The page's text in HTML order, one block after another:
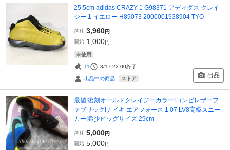
25.5cm adidas CRAZY 1 G98371 アディダス クレイ
ジー 1 イエロー H89073 2000001938904 TYO
落札 3,960円
開始 1,000円
未使用
11 3/17 22:00終了
出品中の商品 ストア 出品
最値!復刻オールドクレイジーカラー!コンビレザーフ
ァブリック!ナイキ エアフォース 1 07 LV8高級スニー
カー!希少ビッグサイズ 29cm
落札 5,000円
開始 5,000円